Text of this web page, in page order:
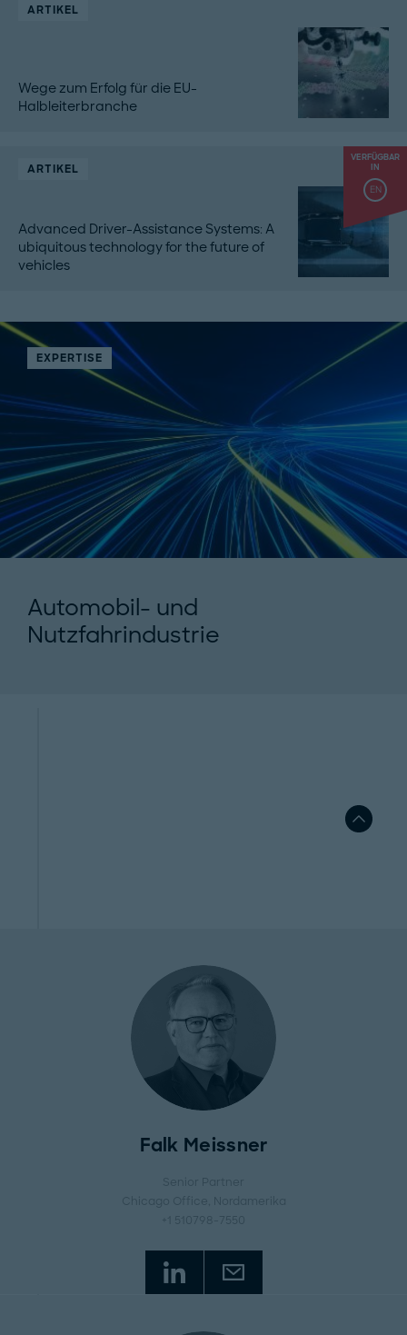
ARTIKEL
Wege zum Erfolg für die EU-
Halbleiterbranche
VERFÜGBAR
IN
EN
ARTIKEL
Advanced Driver-Assistance Systems: A
ubiquitous technology for the future of
vehicles
EXPERTISE
Automobil- und
Nutzfahrindustrie
Falk Meissner
Senior Partner
Chicago Office
, Nordamerika
+1 510798-7550